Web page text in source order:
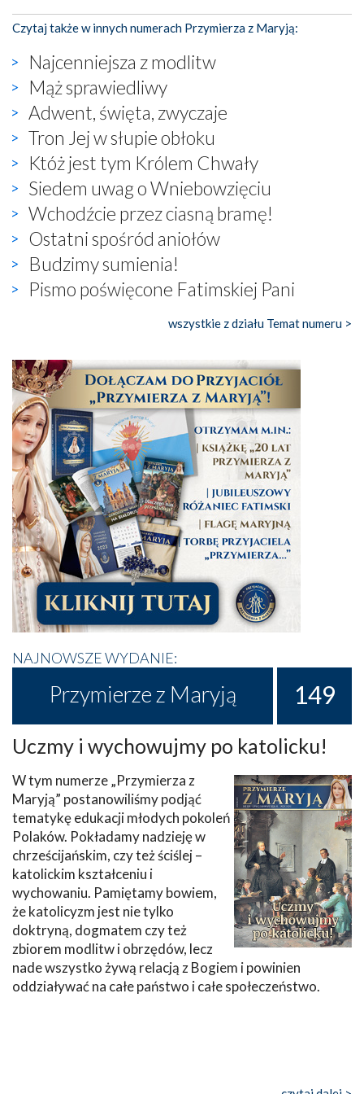
Czytaj także w innych numerach Przymierza z Maryją:
Najcenniejsza z modlitw
Mąż sprawiedliwy
Adwent, święta, zwyczaje
Tron Jej w słupie obłoku
Któż jest tym Królem Chwały
Siedem uwag o Wniebowzięciu
Wchodźcie przez ciasną bramę!
Ostatni spośród aniołów
Budzimy sumienia!
Pismo poświęcone Fatimskiej Pani
wszystkie z działu Temat numeru >
NAJNOWSZE WYDANIE:
Przymierze z Maryją 149
Uczmy i wychowujmy po katolicku!
W tym numerze „Przymierza z
Maryją” postanowiliśmy podjąć
tematykę edukacji młodych pokoleń
Polaków. Pokładamy nadzieję w
chrześcijańskim, czy też ściślej –
katolickim kształceniu i
wychowaniu. Pamiętamy bowiem,
że katolicyzm jest nie tylko
doktryną, dogmatem czy też
zbiorem modlitw i obrzędów, lecz
nade wszystko żywą relacją z Bogiem i powinien
oddziaływać na całe państwo i całe społeczeństwo.